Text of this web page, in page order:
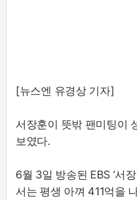
[뉴스엔 유경상 기자]
서장훈이 뜻밖 팬미팅이
보였다.
6월 3일 방송된 EBS ‘서
서는 평생 아껴 411억을